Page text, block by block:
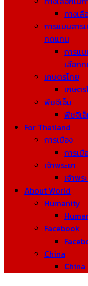
ทางเ
การแบนสาร
ทดแทน
การแ
เลือก
เกษตรไทย
เกษต
พืชจีเอ็ม
พืชจีเ
For Thailand
การเมือง
การเมื
เจ้าพระยา
เจ้าพร
About World
Humanity
Facebook
China
China